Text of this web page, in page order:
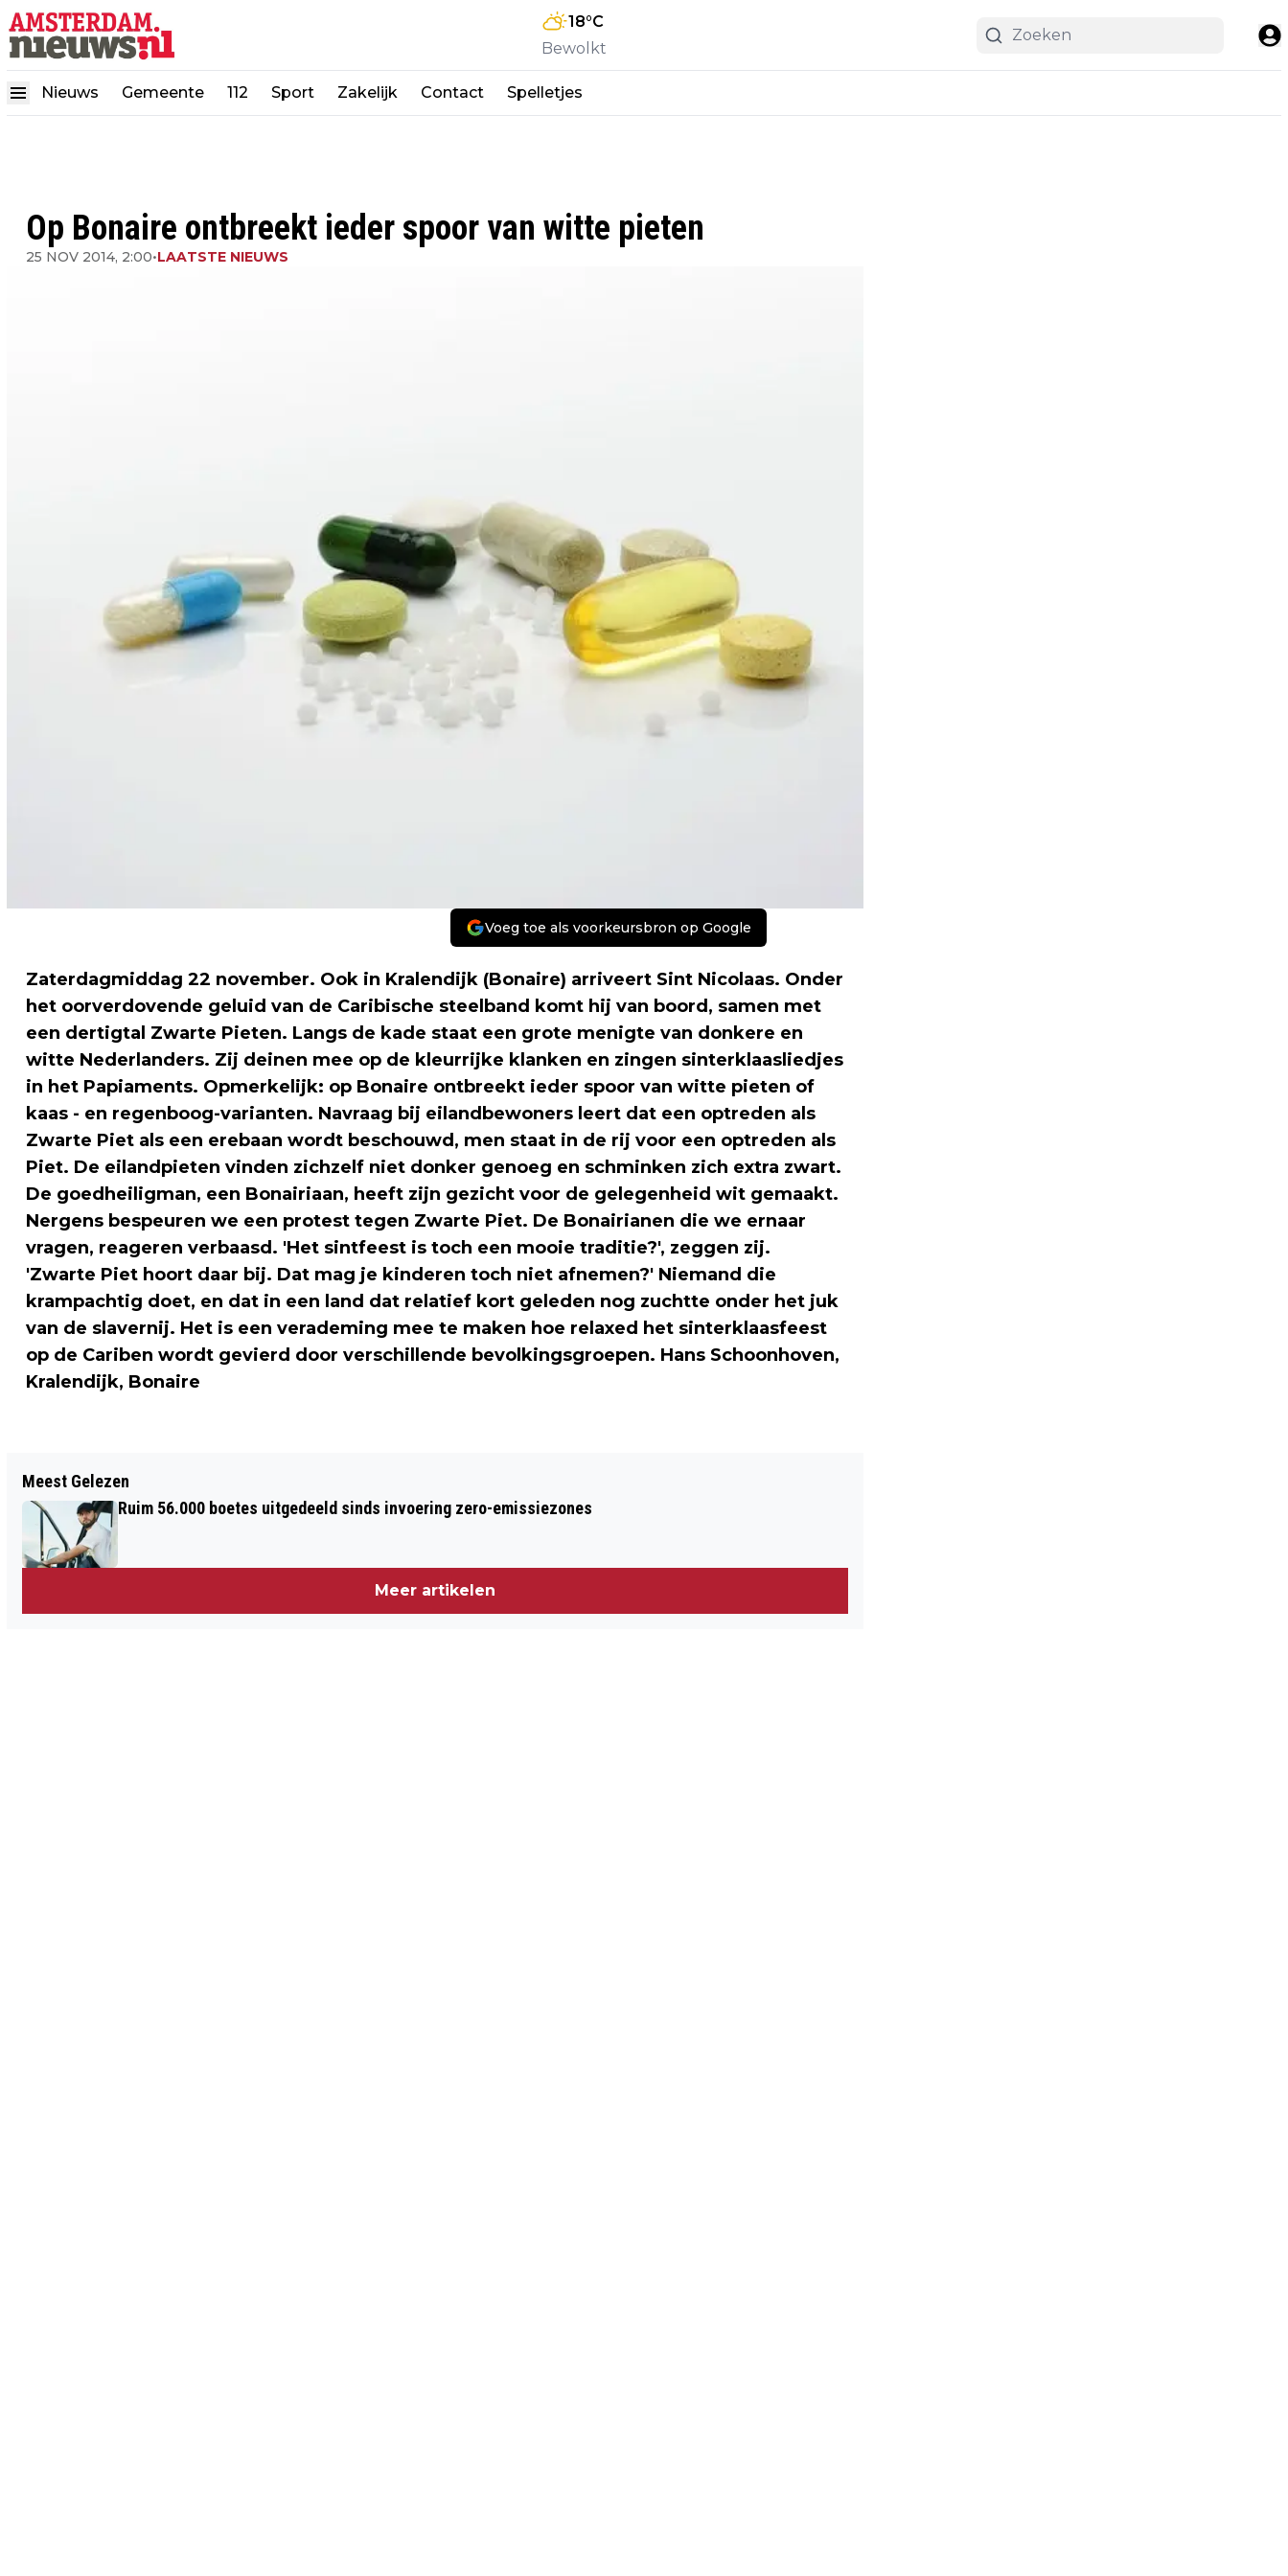
18°C
Bewolkt
Nieuws Gemeente 112 Sport Zakelijk Contact Spelletjes
Op Bonaire ontbreekt ieder spoor van witte pieten
25 NOV 2014, 2:00•LAATSTE NIEUWS
Voeg toe als voorkeursbron op Google
Zaterdagmiddag 22 november. Ook in Kralendijk (Bonaire) arriveert Sint Nicolaas. Onder
het oorverdovende geluid van de Caribische steelband komt hij van boord, samen met
een dertigtal Zwarte Pieten. Langs de kade staat een grote menigte van donkere en
witte Nederlanders. Zij deinen mee op de kleurrijke klanken en zingen sinterklaasliedjes
in het Papiaments. Opmerkelijk: op Bonaire ontbreekt ieder spoor van witte pieten of
kaas - en regenboog-varianten. Navraag bij eilandbewoners leert dat een optreden als
Zwarte Piet als een erebaan wordt beschouwd, men staat in de rij voor een optreden als
Piet. De eilandpieten vinden zichzelf niet donker genoeg en schminken zich extra zwart.
De goedheiligman, een Bonairiaan, heeft zijn gezicht voor de gelegenheid wit gemaakt.
Nergens bespeuren we een protest tegen Zwarte Piet. De Bonairianen die we ernaar
vragen, reageren verbaasd. 'Het sintfeest is toch een mooie traditie?', zeggen zij.
'Zwarte Piet hoort daar bij. Dat mag je kinderen toch niet afnemen?' Niemand die
krampachtig doet, en dat in een land dat relatief kort geleden nog zuchtte onder het juk
van de slavernij. Het is een verademing mee te maken hoe relaxed het sinterklaasfeest
op de Cariben wordt gevierd door verschillende bevolkingsgroepen. Hans Schoonhoven,
Kralendijk, Bonaire
'SPEELGOEDPISTOOL DOODGESCHOTEN
JONGEN VS LEEK NET ECHT'
GOD AL VIOOLSPELEND IN ZIJN OOG
Meest Gelezen
Ruim 56.000 boetes uitgedeeld sinds invoering zero-emissiezones
Meer artikelen